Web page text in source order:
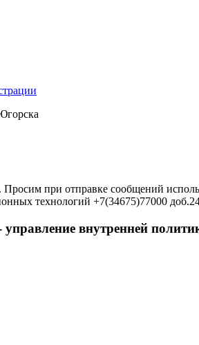
при отправке сообщений
технологий +7(34675)77000
внутренней